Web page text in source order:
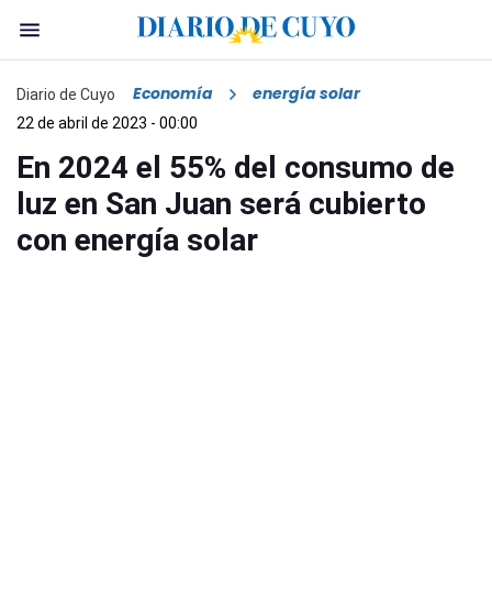
Diario de Cuyo Economía energía solar
22 de abril de 2023 - 00:00
En 2024 el 55% del consumo de
luz en San Juan será cubierto
con energía solar